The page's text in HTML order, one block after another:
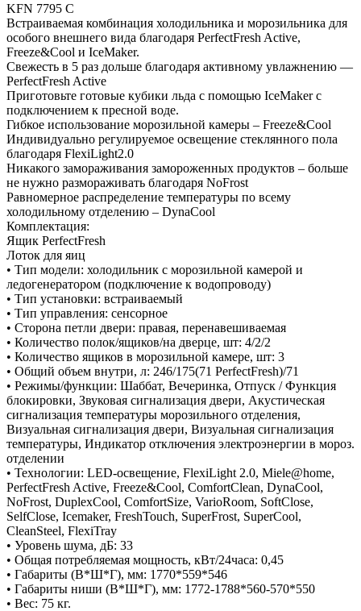
KFN 7795 C
Встраиваемая комбинация холодильника и морозильника для
особого внешнего вида благодаря PerfectFresh Active,
Freeze&Cool и IceMaker.
Свежесть в 5 раз дольше благодаря активному увлажнению —
PerfectFresh Active
Приготовьте готовые кубики льда с помощью IceMaker с
подключением к пресной воде.
Гибкое использование морозильной камеры – Freeze&Cool
Индивидуально регулируемое освещение стеклянного пола
благодаря FlexiLight2.0
Никакого замораживания замороженных продуктов – больше
не нужно размораживать благодаря NoFrost
Равномерное распределение температуры по всему
холодильному отделению – DynaCool
Комплектация:
Ящик PerfectFresh
Лоток для яиц
• Тип модели: холодильник с морозильной камерой и
ледогенератором (подключение к водопроводу)
• Тип установки: встраиваемый
• Тип управления: сенсорное
• Сторона петли двери: правая, перенавешиваемая
• Количество полок/ящиков/на дверце, шт: 4/2/2
• Количество ящиков в морозильной камере, шт: 3
• Общий объем внутри, л: 246/175(71 PerfectFresh)/71
• Режимы/функции: Шаббат, Вечеринка, Отпуск / Функция
блокировки, Звуковая сигнализация двери, Акустическая
сигнализация температуры морозильного отделения,
Визуальная сигнализация двери, Визуальная сигнализация
температуры, Индикатор отключения электроэнергии в мороз.
отделении
• Технологии: LED-освещение, FlexiLight 2.0, Miele@home,
PerfectFresh Active, Freeze&Cool, ComfortClean, DynaCool,
NoFrost, DuplexCool, ComfortSize, VarioRoom, SoftClose,
SelfClose, Icemaker, FreshTouch, SuperFrost, SuperCool,
CleanSteel, FlexiTray
• Уровень шума, дБ: 33
• Общая потребляемая мощность, кВт/24часа: 0,45
• Габариты (В*Ш*Г), мм: 1770*559*546
• Габариты ниши (В*Ш*Г), мм: 1772-1788*560-570*550
• Вес: 75 кг.